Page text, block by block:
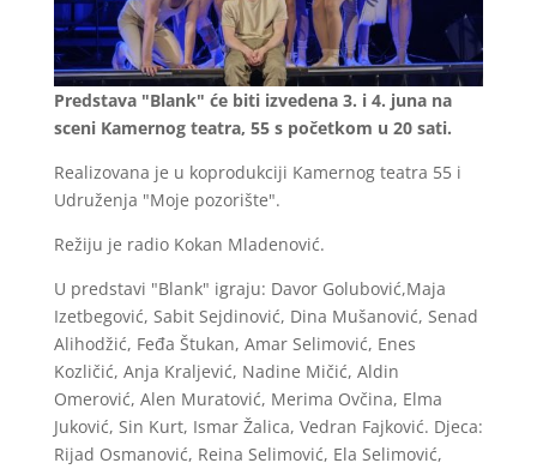
Predstava "Blank" će biti izvedena 3. i 4. juna na
sceni Kamernog teatra, 55 s početkom u 20 sati.
Realizovana je u koprodukciji Kamernog teatra 55 i
Udruženja "Moje pozorište".
Režiju je radio Kokan Mladenović.
U predstavi "Blank" igraju: Davor Golubović,Maja
Izetbegović, Sabit Sejdinović, Dina Mušanović, Senad
Alihodžić, Feđa Štukan, Amar Selimović, Enes
Kozličić, Anja Kraljević, Nadine Mičić, Aldin
Omerović, Alen Muratović, Merima Ovčina, Elma
Juković, Sin Kurt, Ismar Žalica, Vedran Fajković. Djeca:
Rijad Osmanović, Reina Selimović, Ela Selimović,